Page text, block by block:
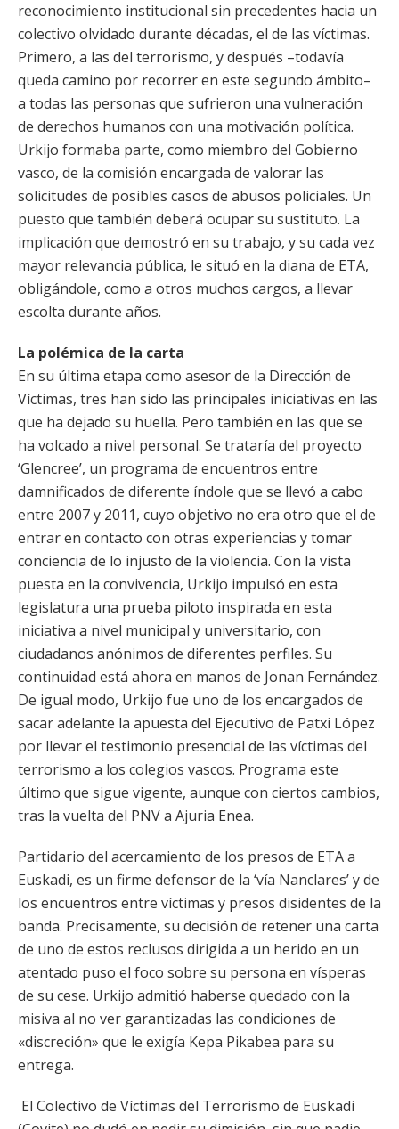
reconocimiento institucional sin precedentes hacia un
colectivo olvidado durante décadas, el de las víctimas.
Primero, a las del terrorismo, y después –todavía
queda camino por recorrer en este segundo ámbito–
a todas las personas que sufrieron una vulneración
de derechos humanos con una motivación política.
Urkijo formaba parte, como miembro del Gobierno
vasco, de la comisión encargada de valorar las
solicitudes de posibles casos de abusos policiales. Un
puesto que también deberá ocupar su sustituto. La
implicación que demostró en su trabajo, y su cada vez
mayor relevancia pública, le situó en la diana de ETA,
obligándole, como a otros muchos cargos, a llevar
escolta durante años.
La polémica de la carta
En su última etapa como asesor de la Dirección de
Víctimas, tres han sido las principales iniciativas en las
que ha dejado su huella. Pero también en las que se
ha volcado a nivel personal. Se trataría del proyecto
‘Glencree’, un programa de encuentros entre
damnificados de diferente índole que se llevó a cabo
entre 2007 y 2011, cuyo objetivo no era otro que el de
entrar en contacto con otras experiencias y tomar
conciencia de lo injusto de la violencia. Con la vista
puesta en la convivencia, Urkijo impulsó en esta
legislatura una prueba piloto inspirada en esta
iniciativa a nivel municipal y universitario, con
ciudadanos anónimos de diferentes perfiles. Su
continuidad está ahora en manos de Jonan Fernández.
De igual modo, Urkijo fue uno de los encargados de
sacar adelante la apuesta del Ejecutivo de Patxi López
por llevar el testimonio presencial de las víctimas del
terrorismo a los colegios vascos. Programa este
último que sigue vigente, aunque con ciertos cambios,
tras la vuelta del PNV a Ajuria Enea.
Partidario del acercamiento de los presos de ETA a
Euskadi, es un firme defensor de la ‘vía Nanclares’ y de
los encuentros entre víctimas y presos disidentes de la
banda. Precisamente, su decisión de retener una carta
de uno de estos reclusos dirigida a un herido en un
atentado puso el foco sobre su persona en vísperas
de su cese. Urkijo admitió haberse quedado con la
misiva al no ver garantizadas las condiciones de
«discreción» que le exigía Kepa Pikabea para su
entrega.
El Colectivo de Víctimas del Terrorismo de Euskadi